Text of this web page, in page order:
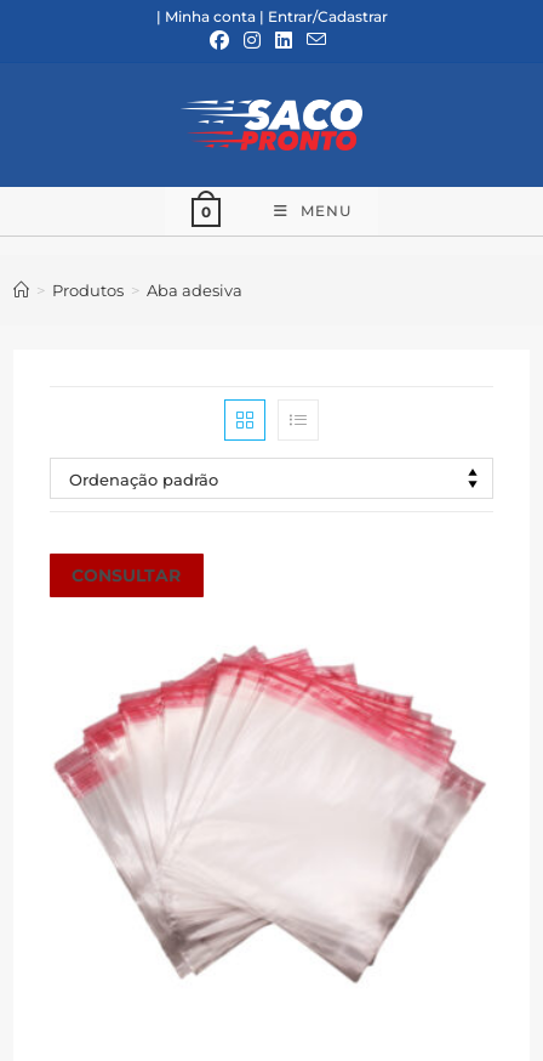
| Minha conta| Entrar/Cadastrar
0 MENU
> Produtos > Aba adesiva
CONSULTAR